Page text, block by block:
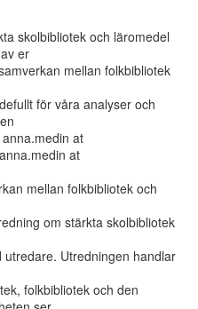
er
mellan folkbibliotek
för våra analyser och
at
at
mellan folkbibliotek och
om stärkta skolbibliotek
Utredningen handlar
folkbibliotek och den